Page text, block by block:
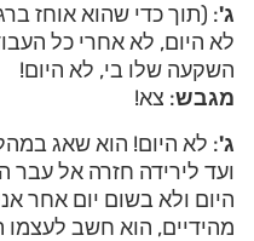
ג': (תוך כדי שהוא אוחז
לא היום, לא אחרי כל
השקעה שלו בי, לא היום!
מגבש: צא!
ג': לא היום! הוא שאג
ועד לירידה חזרה אל
היום ולא בשום יום אחר
מהידיים, הוא חשב